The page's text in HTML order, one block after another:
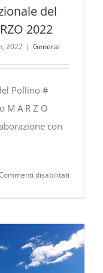
del
2022
2022 | General
Pollino #
M A R Z O
con
disabilitati
Nazionale
del
Pollino: